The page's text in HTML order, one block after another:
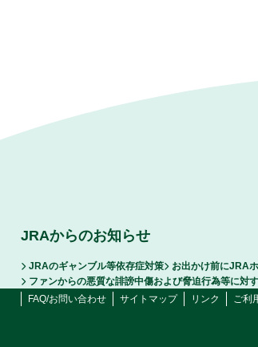
JRAからのお知らせ
JRAのギャンブル等依存症対策 お出かけ前にJRA
ファンからの悪質な誹謗中傷および脅迫行為等に対
FAQ/お問い合わせ
サイトマップ リンク ご利